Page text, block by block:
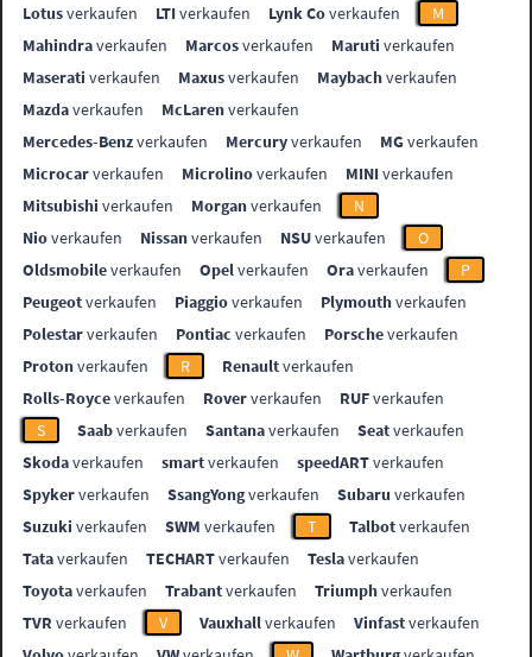
Lotusverkaufen LTIverkaufen Lynk Coverkaufen
M
Mahindraverkaufen Marcosverkaufen Maruti verkaufen
Maserati verkaufen Maxusverkaufen Maybachverkaufen
Mazdaverkaufen McLarenverkaufen
Mercedes-Benzverkaufen Mercuryverkaufen MGverkaufen
Microcarverkaufen Microlinoverkaufen MINIverkaufen
Mitsubishi verkaufen Morganverkaufen
N
Nioverkaufen Nissanverkaufen NSUverkaufen
O
Oldsmobileverkaufen Opelverkaufen Oraverkaufen
P
Peugeotverkaufen Piaggioverkaufen Plymouthverkaufen
Polestarverkaufen Pontiac verkaufen Porscheverkaufen
Protonverkaufen R Renaultverkaufen
Rolls-Royceverkaufen Roververkaufen RUFverkaufen
S
Saabverkaufen Santanaverkaufen Seatverkaufen
Skodaverkaufen smartverkaufen speedARTverkaufen
Spykerverkaufen SsangYongverkaufen Subaru verkaufen
Suzuki verkaufen SWM verkaufen T Talbotverkaufen
Tataverkaufen TECHARTverkaufen Teslaverkaufen
Toyotaverkaufen Trabantverkaufen Triumphverkaufen
TVR verkaufen V Vauxhallverkaufen Vinfastverkaufen